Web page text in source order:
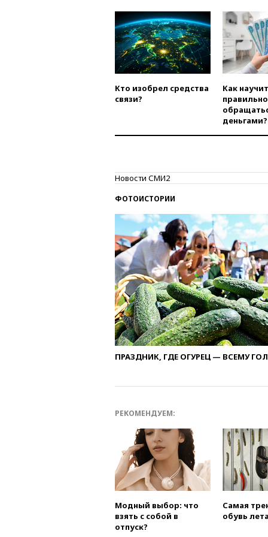
Кто изобрел средства
связи?
Как
правильно
деньгами?
Новости СМИ2
ФОТОИСТОРИИ
ПРАЗДНИК, ГДЕ ОГУРЕЦ — ВСЕМУ
РЕКОМЕНДУЕМ:
Модный выбор: что
взять с собой в
отпуск?
Самая
обувь